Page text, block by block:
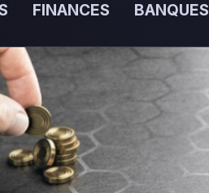
FINANCES BANQUES